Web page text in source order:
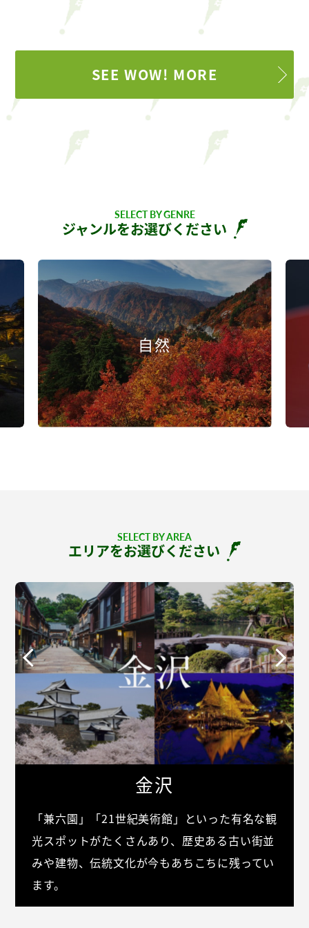
SEE WOW! MORE
SELECT BY GENRE
ジャンルをお選びください
自然
SELECT BY AREA
エリアをお選びください
金沢
「兼六園」「21世紀美術館」といった有名な観
光スポットがたくさんあり、歴史ある古い街並
みや建物、伝統文化が今もあちこちに残ってい
ます。